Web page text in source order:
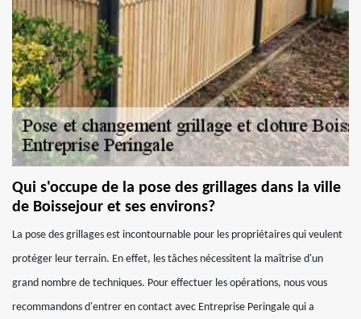
Qui s'occupe de la pose des grillages dans la ville
de Boissejour et ses environs?
La pose des grillages est incontournable pour les propriétaires qui veulent
protéger leur terrain. En effet, les tâches nécessitent la maîtrise d'un
grand nombre de techniques. Pour effectuer les opérations, nous vous
recommandons d'entrer en contact avec Entreprise Peringale qui a